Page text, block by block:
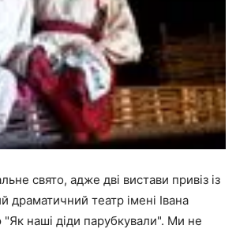
свято, адже дві вистави привіз із
театр імені Івана
наші діди парубкували". Ми не